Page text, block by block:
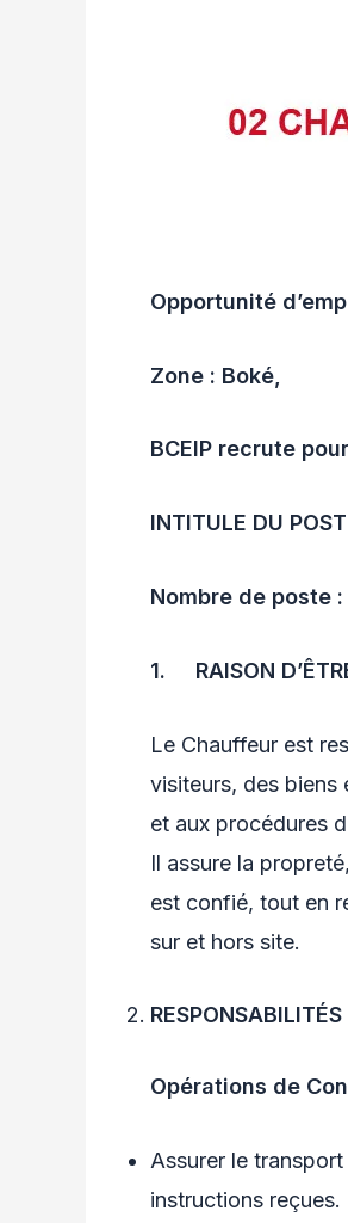
Opportunité
Zone : Boké,
BCEIP recrute
INTITULE DU
Nombre de poste :
1. RAISON
Le Chauffeur est
visiteurs, des biens
et aux procédures
Il assure la
est confié, tout en
sur et hors site.
RESPONSABILITÉS
Opérations de
Assurer le
instructions reçues.